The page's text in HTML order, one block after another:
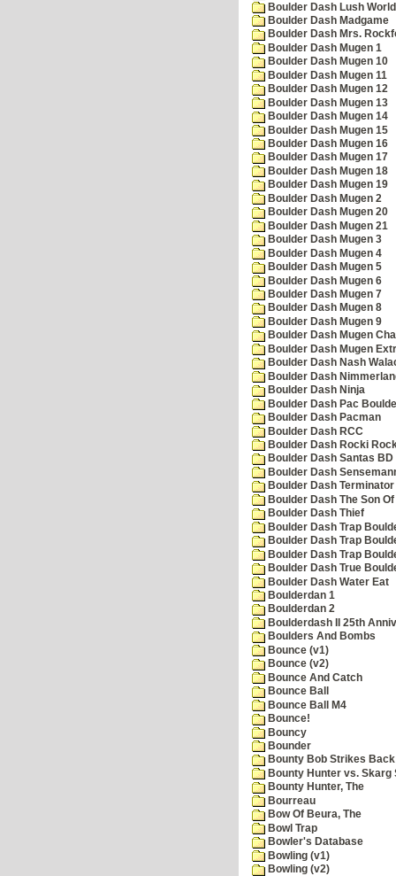
Boulder Dash Lush
Boulder Dash Madgame
Boulder Dash Mrs.
Boulder Dash Mugen 1
Boulder Dash Mugen 10
Boulder Dash Mugen 11
Boulder Dash Mugen 12
Boulder Dash Mugen 13
Boulder Dash Mugen 14
Boulder Dash Mugen 15
Boulder Dash Mugen 16
Boulder Dash Mugen 17
Boulder Dash Mugen 18
Boulder Dash Mugen 19
Boulder Dash Mugen 2
Boulder Dash Mugen 20
Boulder Dash Mugen 21
Boulder Dash Mugen 3
Boulder Dash Mugen 4
Boulder Dash Mugen 5
Boulder Dash Mugen 6
Boulder Dash Mugen 7
Boulder Dash Mugen 8
Boulder Dash Mugen 9
Boulder Dash Mugen
Boulder Dash Mugen
Boulder Dash Nash
Boulder Dash
Boulder Dash Ninja
Boulder Dash Pac
Boulder Dash Pacman
Boulder Dash RCC
Boulder Dash Rocki
Boulder Dash Santas
Boulder Dash
Boulder Dash
Boulder Dash The Son
Boulder Dash Thief
Boulder Dash Trap
Boulder Dash Trap
Boulder Dash Trap
Boulder Dash True
Boulder Dash Water Eat
Boulderdan 1
Boulderdan 2
Boulderdash II 25th
Boulders And Bombs
Bounce (v1)
Bounce (v2)
Bounce And Catch
Bounce Ball
Bounce Ball M4
Bounce!
Bouncy
Bounder
Bounty Bob Strikes
Bounty Hunter vs. Skarg
Bounty Hunter, The
Bourreau
Bow Of Beura, The
Bowl Trap
Bowler's Database
Bowling (v1)
Bowling (v2)